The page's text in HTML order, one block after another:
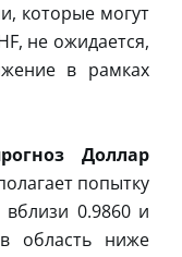
которые могут
не ожидается,
в рамках
Доллар
попытку
вблизи 0.9860 и
область ниже